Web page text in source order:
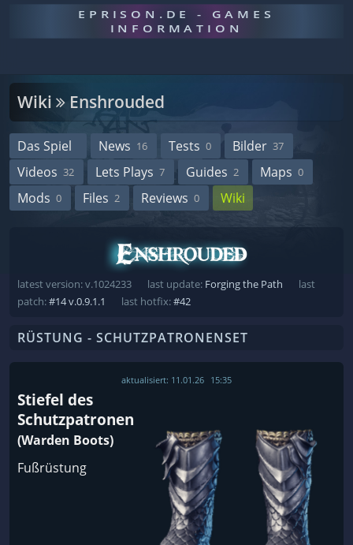
EPRISON.DE - GAMES
INFORMATION
Wiki Enshrouded
Das Spiel News 16 Tests 0 Bilder 37
Videos 32 Lets Plays 7 Guides 2 Maps 0
Mods 0 Files 2 Reviews 0 Wiki
latest version: v.1024233 last update: Forging the Path
last
patch:#14 v.0.9.1.1 last hotfix:#42
RÜSTUNG - SCHUTZPATRONENSET
aktualisiert: 11.01.26 15:35
Stiefel des
Schutzpatronen
(Warden Boots)
Fußrüstung